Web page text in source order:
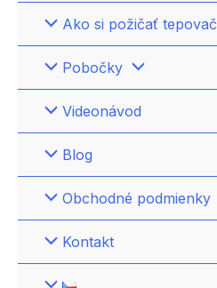
Ako si požičať tepovač
Pobočky
Videonávod
Blog
Obchodné podmienky
Kontakt